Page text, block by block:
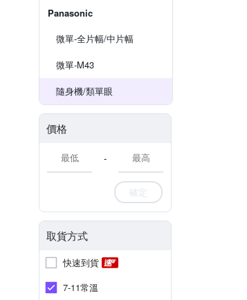
Panasonic
微單-全片幅/中片幅
微單-M43
隨身機/類單眼
價格
-
確定
取貨方式
快速到貨
7-11常溫